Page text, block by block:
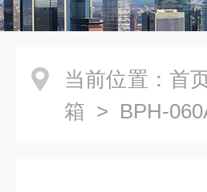
当前位置： 首
箱 > BPH-